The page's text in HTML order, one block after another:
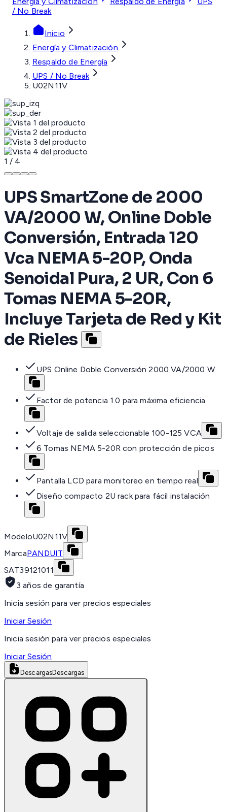
/ No Break
Inicio
Energía y Climatización
Respaldo de Energía
UPS / No Break
U02N11V
1 / 4
UPS SmartZone de 2000
VA/2000 W, Online Doble
Conversión, Entrada 120
Vca NEMA 5-20P, Onda
Senoidal Pura, 2 UR, Con 6
Tomas NEMA 5-20R,
Incluye Tarjeta de Red y Kit
de Rieles
UPS Online Doble Conversión 2000 VA/2000 W
Factor de potencia 1.0 para máxima eficiencia
Voltaje de salida seleccionable 100-125 VCA
6 Tomas NEMA 5-20R con protección de picos
Pantalla LCD para monitoreo en tiempo real
Diseño compacto 2U rack para fácil instalación
ModeloU02N11V
MarcaPANDUIT
SAT39121011
3 años de garantía
Inicia sesión para ver precios especiales
Iniciar Sesión
Inicia sesión para ver precios especiales
Iniciar Sesión
DescargasDescargas